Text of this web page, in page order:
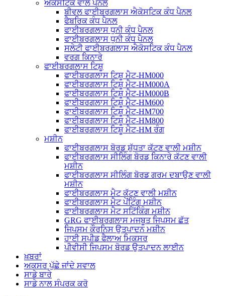
ਐਕੋਸਟਿਕ ਵਾਲ ਪੈਨਲ
ਬੀਵਲ ਫਾਈਬਰਗਲਾਸ ਐਕੋਸਟਿਕ ਕੰਧ ਪੈਨਲ
ਫੈਬਰਿਕ ਕੰਧ ਪੈਨਲ
ਫਾਈਬਰਗਲਾਸ ਧੁਨੀ ਕੰਧ ਪੈਨਲ
ਫਾਈਬਰਗਲਾਸ ਧੁਨੀ ਕੰਧ ਪੈਨਲ
ਸਲੇਟੀ ਫਾਈਬਰਗਲਾਸ ਐਕੋਸਟਿਕ ਕੰਧ ਪੈਨਲ
ਵਰਗ ਕਿਨਾਰੇ
ਫਾਈਬਰਗਲਾਸ ਟਿਸ਼ੂ
ਫਾਈਬਰਗਲਾਸ ਟਿਸ਼ੂ ਮੈਟ-HM000
ਫਾਈਬਰਗਲਾਸ ਟਿਸ਼ੂ ਮੈਟ-HM000A
ਫਾਈਬਰਗਲਾਸ ਟਿਸ਼ੂ ਮੈਟ-HM000B
ਫਾਈਬਰਗਲਾਸ ਟਿਸ਼ੂ ਮੈਟ-HM600
ਫਾਈਬਰਗਲਾਸ ਟਿਸ਼ੂ ਮੈਟ-HM700
ਫਾਈਬਰਗਲਾਸ ਟਿਸ਼ੂ ਮੈਟ-HM800
ਫਾਈਬਰਗਲਾਸ ਟਿਸ਼ੂ ਮੈਟ-HM ਰੰਗ
ਮਸ਼ੀਨ
ਫਾਈਬਰਗਲਾਸ ਬੋਰਡ ਸ਼ੁੱਧਤਾ ਕੱਟਣ ਵਾਲੀ ਮਸ਼ੀਨ
ਫਾਈਬਰਗਲਾਸ ਸੀਲਿੰਗ ਬੋਰਡ ਕਿਨਾਰੇ ਕੱਟਣ ਵਾਲੀ
ਮਸ਼ੀਨ
ਫਾਈਬਰਗਲਾਸ ਸੀਲਿੰਗ ਬੋਰਡ ਗਰਮ ਦਬਾਉਣ ਵਾਲੀ
ਮਸ਼ੀਨ
ਫਾਈਬਰਗਲਾਸ ਮੈਟ ਕੱਟਣ ਵਾਲੀ ਮਸ਼ੀਨ
ਫਾਈਬਰਗਲਾਸ ਮੈਟ ਪੇਂਟਿੰਗ ਮਸ਼ੀਨ
ਫਾਈਬਰਗਲਾਸ ਮੈਟ ਸਟਿੱਕਿੰਗ ਮਸ਼ੀਨ
GRG ਫਾਈਬਰਗਲਾਸ ਮਜਬੂਤ ਜਿਪਸਮ ਛੱਤ
ਜਿਪਸਮ ਕੌਰਨਿਸ ਉਤਪਾਦਨ ਮਸ਼ੀਨ
ਹਾਈ ਸਪੀਡ ਫੈਲਾਅ ਮਿਕਸਰ
ਪੀਵੀਸੀ ਜਿਪਸਮ ਬੋਰਡ ਉਤਪਾਦਨ ਲਾਈਨ
ਖ਼ਬਰਾਂ
ਅਕਸਰ ਪੁੱਛੇ ਜਾਂਦੇ ਸਵਾਲ
ਸਾਡੇ ਬਾਰੇ
ਸਾਡੇ ਨਾਲ ਸੰਪਰਕ ਕਰੋ